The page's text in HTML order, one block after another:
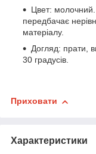
Цвет: молочний.
передбачає
матеріалу.
Догляд: прати,
30 градусів.
Приховати
Характеристики